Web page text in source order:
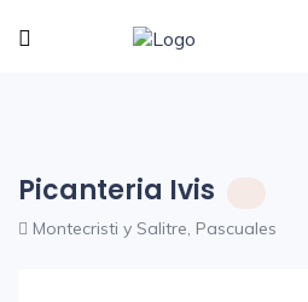
Picanteria Ivis
Montecristi y Salitre, Pascuales